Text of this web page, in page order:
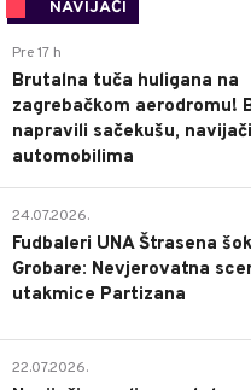
NAVIJAČI
Pre 17 h
Brutalna tuča huligana na
zagrebačkom aerodromu!
napravili sačekušu,
automobilima
24.07.2026.
Fudbaleri UNA Štrasena
Grobare: Nevjerovatna
utakmice Partizana
22.07.2026.